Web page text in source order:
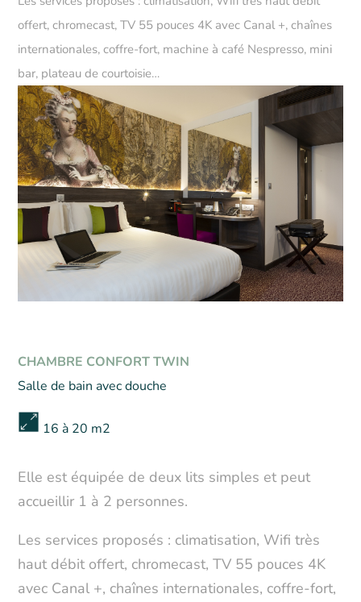
offert, chromecast, TV 55 pouces 4K avec Canal +, chaînes
internationales, coffre-fort, machine à café Nespresso, mini
bar, plateau de courtoisie…
CHAMBRE CONFORT TWIN
Salle de bain avec douche
16 à 20 m2
Elle est équipée de deux lits simples et peut
accueillir 1 à 2 personnes.
Les services proposés : climatisation, Wifi très
haut débit offert, chromecast, TV 55 pouces 4K
avec Canal +, chaînes internationales, coffre-fort,